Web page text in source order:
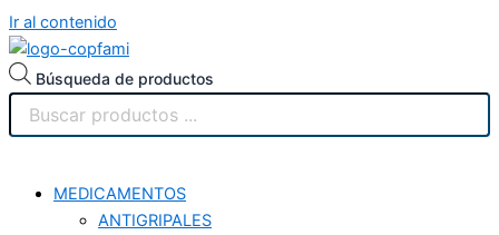
Ir al contenido
Búsqueda de productos
MEDICAMENTOS
ANTIGRIPALES